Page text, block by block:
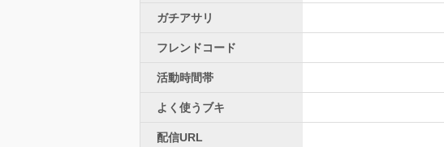
ガチアサリ
フレンドコード
活動時間帯
よく使うブキ
配信URL